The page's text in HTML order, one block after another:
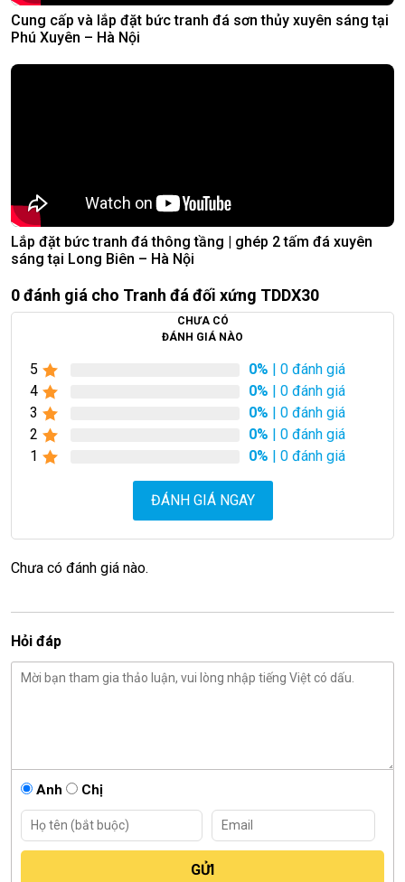
Cung cấp và lắp đặt bức tranh đá sơn thủy xuyên sáng tại
Phú Xuyên – Hà Nội
Lắp đặt bức tranh đá thông tầng | ghép 2 tấm đá xuyên
sáng tại Long Biên – Hà Nội
0 đánh giá cho Tranh đá đối xứng TDDX30
CHƯA CÓ
ĐÁNH GIÁ NÀO
5 0% | 0 đánh giá
4
0% | 0 đánh giá
3
0% | 0 đánh giá
2
0% | 0 đánh giá
1
0% | 0 đánh giá
ĐÁNH GIÁ NGAY
Chưa có đánh giá nào.
Hỏi đáp
Anh Chị